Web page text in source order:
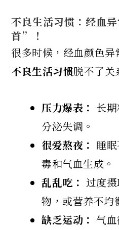
不良生活习惯：经血
首”！
很多时候，经血颜色
不良生活习惯脱不了关
压力爆表： 长
分泌失调。
很爱熬夜： 睡
毒和气血生成。
乱乱吃： 过度
物，或营养不均
缺乏运动： 气